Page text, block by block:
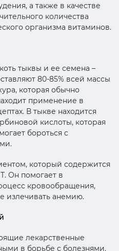
а также в качестве
количества
организма витаминов.
тыквы и ее семена –
80-85% всей массы
которая обычно
применение в
В тыкве находится
кислоты, которая
бороться с
который содержится
Он помогает в
кровообращения,
излечивать анемию.
лекарственные
в борьбе с болезнями.